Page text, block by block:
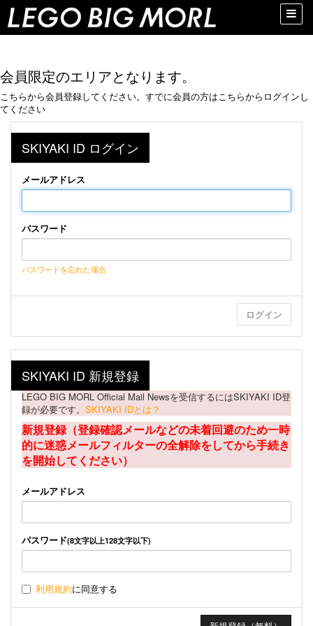
Toggle
会員限定のエリアとなります。
こちらから会員登録してください。すでに会員の方はこちらからログインし
てください
SKIYAKI ID ログイン
メールアドレス
パスワード
パスワードを忘れた場合
SKIYAKI ID 新規登録
LEGO BIG MORL Official Mail Newsを受信するにはSKIYAKI ID登
録が必要です。 SKIYAKI IDとは？
新規登録（登録確認メールなどの未着回避のため一時
的に迷惑メールフィルターの全解除をしてから手続き
を開始してください）
メールアドレス
パスワード(8文字以上128文字以下)
利用規約に同意する